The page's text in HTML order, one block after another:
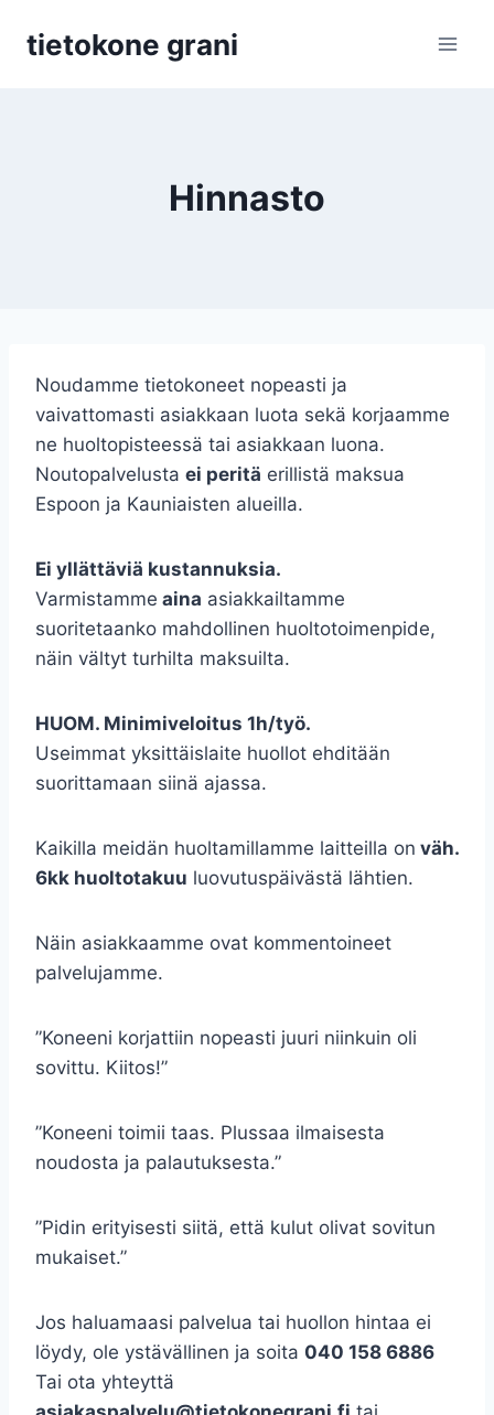
sisältöön
tietokone grani
Hinnasto
Noudamme tietokoneet nopeasti ja
vaivattomasti asiakkaan luota sekä korjaamme
ne huoltopisteessä tai asiakkaan luona.
Noutopalvelusta ei peritä erillistä maksua
Espoon ja Kauniaisten alueilla.
Ei yllättäviä kustannuksia.
Varmistamme aina asiakkailtamme
suoritetaanko mahdollinen huoltotoimenpide,
näin vältyt turhilta maksuilta.
HUOM. Minimiveloitus 1h/työ.
Useimmat yksittäislaite huollot ehditään
suorittamaan siinä ajassa.
Kaikilla meidän huoltamillamme laitteilla on väh.
6kk huoltotakuu luovutuspäivästä lähtien.
Näin asiakkaamme ovat kommentoineet
palvelujamme.
”Koneeni korjattiin nopeasti juuri niinkuin oli
sovittu. Kiitos!”
”Koneeni toimii taas. Plussaa ilmaisesta
noudosta ja palautuksesta.”
”Pidin erityisesti siitä, että kulut olivat sovitun
mukaiset.”
Jos haluamaasi palvelua tai huollon hintaa ei
löydy, ole ystävällinen ja soita 040 158 6886
Tai ota yhteyttä